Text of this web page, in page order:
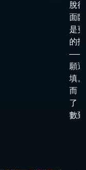
脫
面
是
的
——
願選
填
而
了
數